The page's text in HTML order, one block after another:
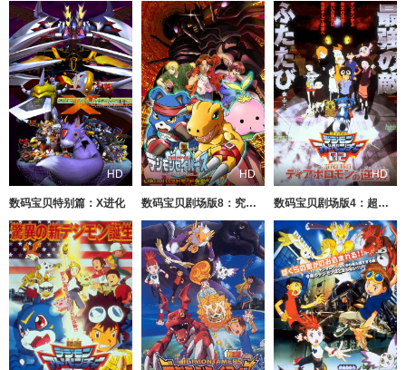
HD
数码宝贝特别篇：X进化
HD
数码宝贝剧场版8：究极力量！爆裂模式发动
HD
数码宝贝剧场版4：超恶魔兽的反击